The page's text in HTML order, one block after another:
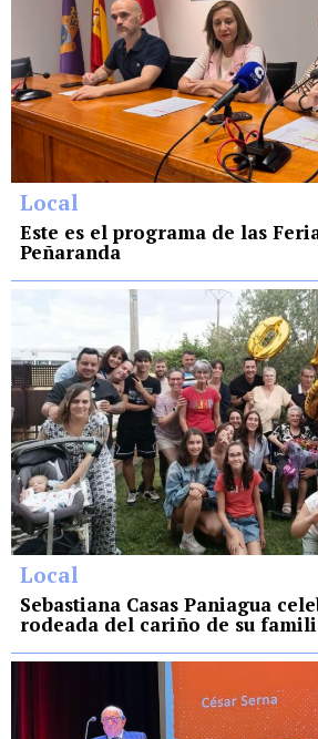
Local
Este es el programa de las
Peñaranda
Local
Sebastiana Casas Paniagua
rodeada del cariño de su